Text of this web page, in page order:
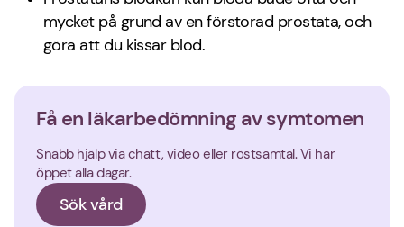
mycket på grund av en förstorad prostata, och
göra att du kissar blod.
Få en läkarbedömning av symtomen
Snabb hjälp via chatt, video eller röstsamtal. Vi har
öppet alla dagar.
Sök vård